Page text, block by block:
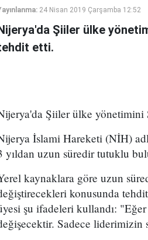
24 Nisan 2019 Çarşamba 12:52
Şiiler ülke
etti.
Şiiler ülke yönetimini
İslami Hareketi (NİH)
yıldan uzun süredir tutuklu
kaynaklara göre uzun
konusunda
şu ifadeleri kullandı:
Sadece liderimizin